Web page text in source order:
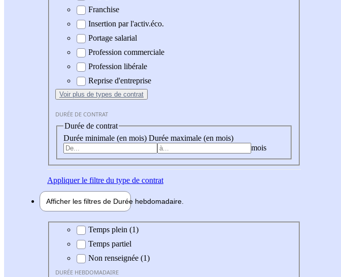
Franchise
Insertion par l'activ.éco.
Portage salarial
Profession commerciale
Profession libérale
Reprise d'entreprise
Voir plus de types de contrat
DURÉE DE CONTRAT
Durée de contrat
Durée minimale (en mois) Durée maximale (en mois)
mois
Appliquerle filtre du type de contrat
Afficher les filtres de Durée hebdomadaire
Durée hebdomadaire
Temps plein (1)
Temps partiel
Non renseignée (1)
DURÉE HEBDOMADAIRE